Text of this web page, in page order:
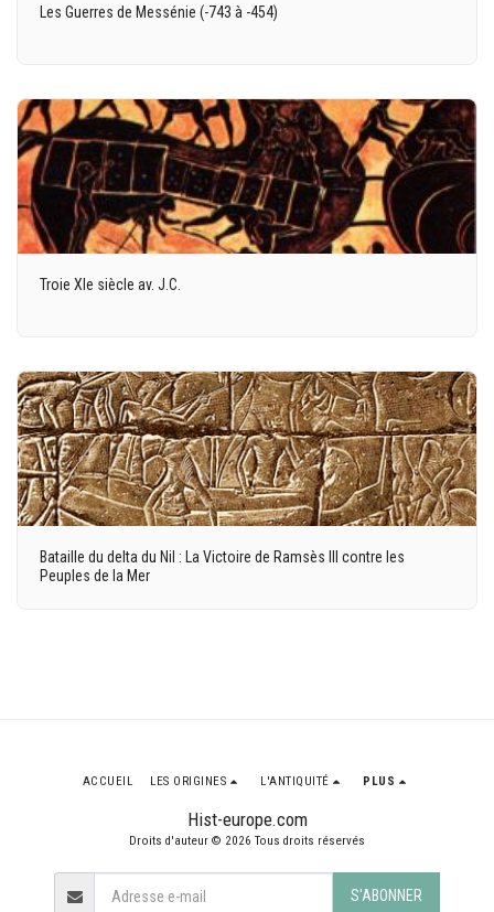
Les Guerres de Messénie (-743 à -454)
Troie XIe siècle av. J.C.
Bataille du delta du Nil : La Victoire de Ramsès III contre les
Peuples de la Mer
Hist-europe.com
Droits d'auteur © 2026 Tous droits réservés
ACCUEIL LES ORIGINES L'ANTIQUITÉ PLUS
S'ABONNER